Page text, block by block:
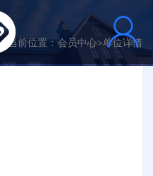
当前位置： 会员中心>单位详情